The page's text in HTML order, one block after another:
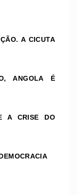
A CICUTA
ANGOLA É
A CRISE DO